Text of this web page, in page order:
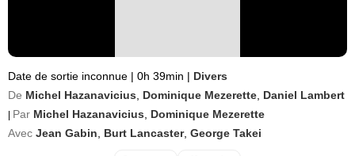
Date de sortie inconnue | 0h 39min | Divers
De Michel Hazanavicius Dominique Mezerette Daniel Lambert
Par Michel Hazanavicius
Dominique Mezerette
Avec Jean Gabin Burt Lancaster, George Takei